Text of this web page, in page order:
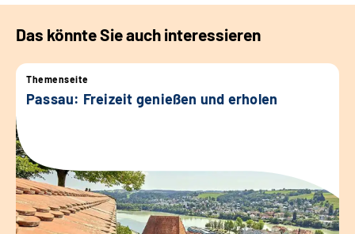
Das könnte Sie auch interessieren
Themenseite
Passau: Freizeit genießen und erholen